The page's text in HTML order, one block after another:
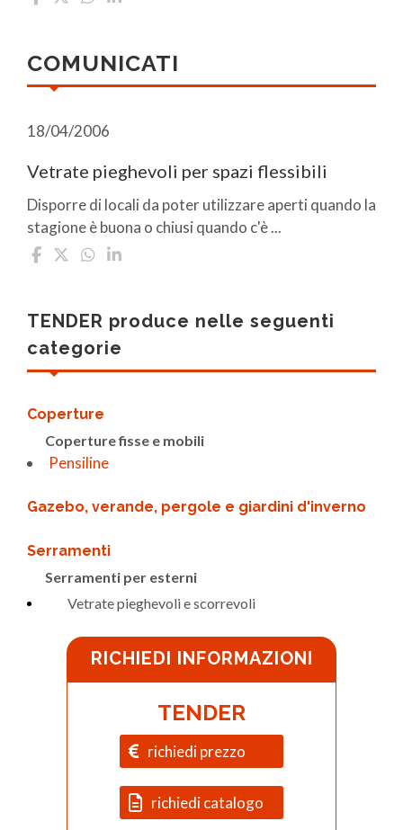
COMUNICATI
18/04/2006
Vetrate pieghevoli per spazi flessibili
Disporre di locali da poter utilizzare aperti quando la
stagione è buona o chiusi quando c'è ...
TENDER produce nelle seguenti
categorie
Coperture
Coperture fisse e mobili
Pensiline
Gazebo, verande, pergole e giardini d'inverno
Serramenti
Serramenti per esterni
Vetrate pieghevoli e scorrevoli
RICHIEDI INFORMAZIONI
TENDER
richiedi prezzo
richiedi catalogo